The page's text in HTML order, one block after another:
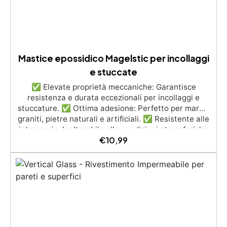
Mastice epossidico Magelstic per incollaggi
e stuccate
✅ Elevate proprietà meccaniche: Garantisce
resistenza e durata eccezionali per incollaggi e
stuccature. ✅ Ottima adesione: Perfetto per marmi,
graniti, pietre naturali e artificiali. ✅ Resistente alle
intemperie: Inalterabile alle condizioni atmosferiche
e resistente agli UV. ✅ Applicazioni verticali: Ideale
per applicazioni verticali, senza rischio di colature.
✅ Facile da usare: Miscelazione semplice con
rapporto 100:50 per risultati ottimali.
€10,99